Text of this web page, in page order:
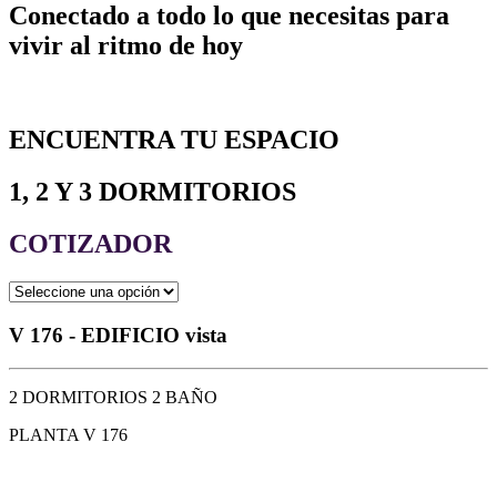
Conectado a todo lo que necesitas para
vivir al ritmo de hoy
ENCUENTRA TU ESPACIO
1, 2 Y 3 DORMITORIOS
COTIZADOR
V 176 - EDIFICIO vista
2 DORMITORIOS 2 BAÑO
PLANTA V 176